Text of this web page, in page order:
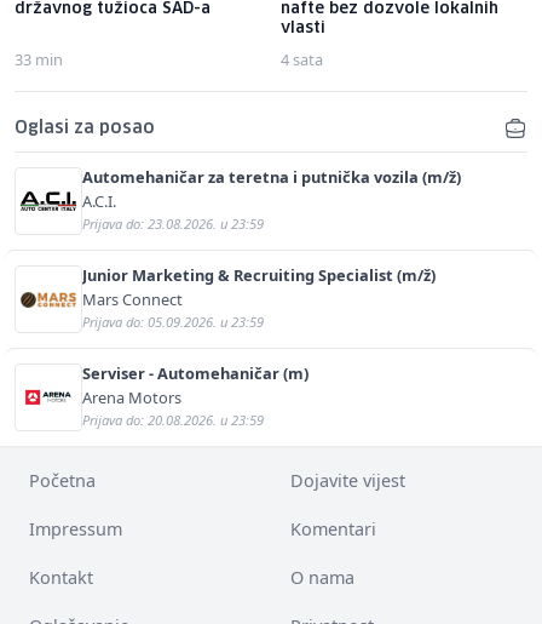
državnog tužioca SAD-a
33 min
nafte bez dozvole lokalnih
vlasti
4 sata
Oglasi za posao
Automehaničar za teretna i putnička vozila (m/ž)
A.C.I.
Prijava do: 23.08.2026. u 23:59
Junior Marketing & Recruiting Specialist (m/ž)
Mars Connect
Prijava do: 05.09.2026. u 23:59
Serviser - Automehaničar (m)
Arena Motors
Prijava do: 20.08.2026. u 23:59
Početna Dojavite vijest
Impressum Komentari
Kontakt O nama